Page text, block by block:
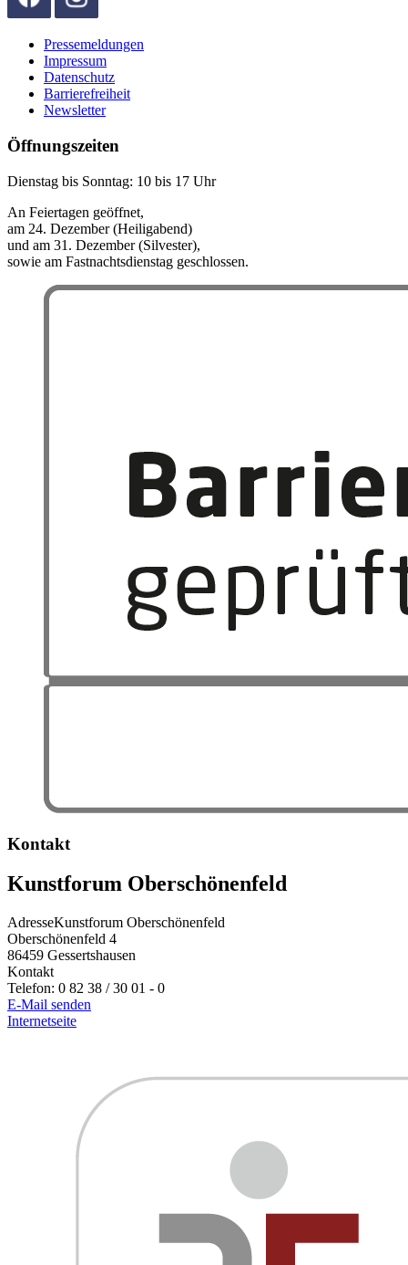
Pressemeldungen
Impressum
Datenschutz
Barrierefreiheit
Newsletter
Öffnungszeiten
Dienstag bis Sonntag: 10 bis 17 Uhr
An Feiertagen geöffnet,
am 24. Dezember (Heiligabend)
und am 31. Dezember (Silvester),
sowie am Fastnachtsdienstag geschlossen.
Kontakt
Kunstforum Oberschönenfeld
AdresseKunstforum Oberschönenfeld
Oberschönenfeld 4
86459 Gessertshausen
Kontakt
Telefon: 0 82 38 / 30 01 - 0
E-Mail senden
Internetseite